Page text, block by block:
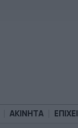
ΑΚΙΝΗΤΑ